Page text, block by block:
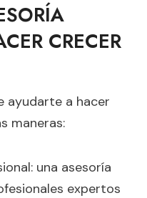
CRECER
ayudarte a hacer
maneras:
una asesoría
expertos